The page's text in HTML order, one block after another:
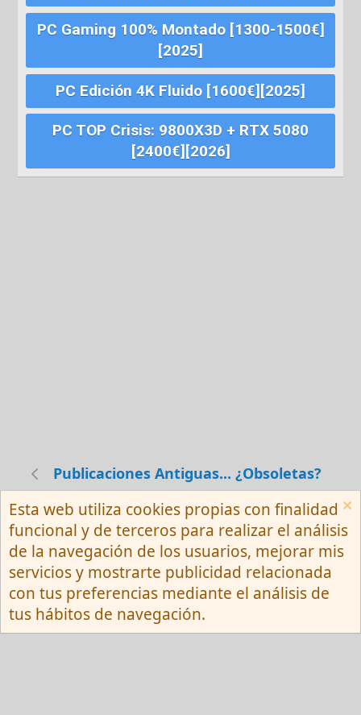
PC Gaming 100% Montado [1300-1500€]
[2025]
PC Edición 4K Fluido [1600€][2025]
PC TOP Crisis: 9800X3D + RTX 5080
[2400€][2026]
Publicaciones Antiguas... ¿Obsoletas?
Español (Neutro) Tu
Contactarnos
Términos y reglas
Privacy policy
Ayuda
R
S
S
Community platform by XenForo ® © 2010-
2026 XenForo Ltd.
Esta web utiliza cookies propias con finalidad
funcional y de terceros para realizar el análisis
de la navegación de los usuarios, mejorar mis
servicios y mostrarte publicidad relacionada
con tus preferencias mediante el análisis de
tus hábitos de navegación.